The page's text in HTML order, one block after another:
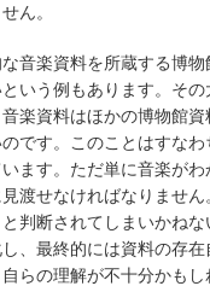
ん。
音楽資料を所蔵する博
いう例もあります。そ
楽資料はほかの博物館
です。このことはすな
ます。ただ単に音楽が
渡せなければなりませ
判断されてしまいかねな
、最終的には資料の存
らの理解が不十分かも